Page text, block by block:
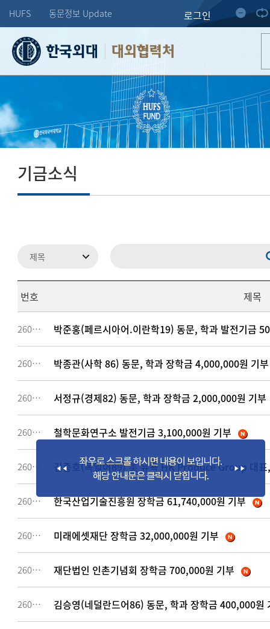
HUFS 동문정보 Update 로그인
대외협력처
기금소식
번호 제목
260658 박준홍(페르시아어.이란학19) 동문, 학과 발전기금
260657 박종관(사학 86) 동문, 학과 장학금 4,000,000원 기부
260656 서정규(경제82) 동문, 학과 장학금 2,000,000원 기부
260654 철학문화연구소 발전기금 3,100,000원 기부
260652 김종호(독일어89) 美 뉴욕 HK Produce Group 대
260651 한국산업기술진흥원 장학금 61,740,000원 기부
260650 미래에셋재단 장학금 32,000,000원 기부
260649 재단법인 인촌기념회 장학금 700,000원 기부
260648 김승영(네덜란드어86) 동문, 학과 장학금 400,000원